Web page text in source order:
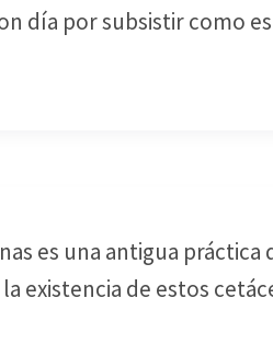
día por subsistir como
es una antigua
existencia de estos